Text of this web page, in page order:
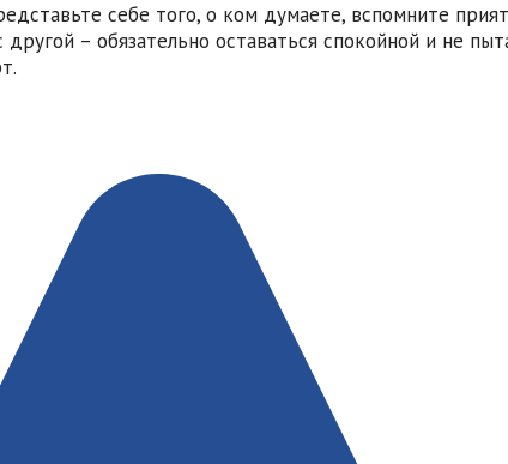
себе того, о ком думаете, вспомните
– обязательно оставаться спокойной и не